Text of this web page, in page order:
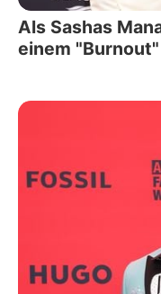
Als Sashas
einem "Burnout"